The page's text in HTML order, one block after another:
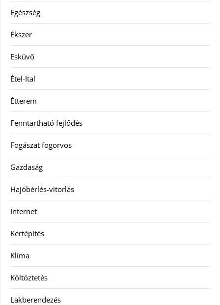
Egészség
Ékszer
Esküvő
Étel-Ital
Étterem
Fenntartható fejlődés
Fogászat fogorvos
Gazdaság
Hajóbérlés-vitorlás
Internet
Kertépítés
Klíma
Költöztetés
Lakberendezés